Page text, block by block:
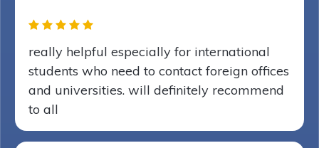
really helpful especially for international
students who need to contact foreign offices
and universities. will definitely recommend
to all